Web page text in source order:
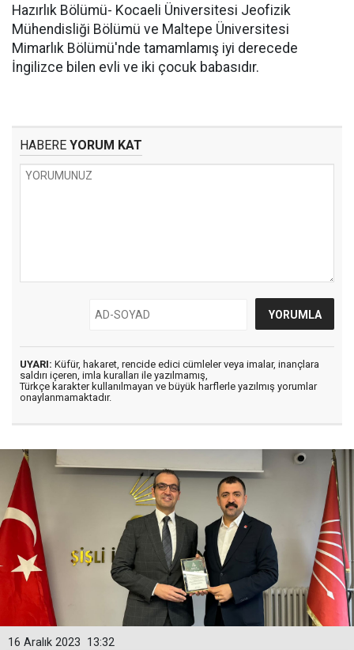
Hazırlık Bölümü- Kocaeli Üniversitesi Jeofizik
Mühendisliği Bölümü ve Maltepe Üniversitesi
Mimarlık Bölümü'nde tamamlamış iyi derecede
İngilizce bilen evli ve iki çocuk babasıdır.
HABERE YORUM KAT
UYARI: Küfür, hakaret, rencide edici cümleler veya imalar, inançlara
saldırı içeren, imla kuralları ile yazılmamış,
Türkçe karakter kullanılmayan ve büyük harflerle yazılmış yorumlar
onaylanmamaktadır.
13:32
16 Aralık 2023